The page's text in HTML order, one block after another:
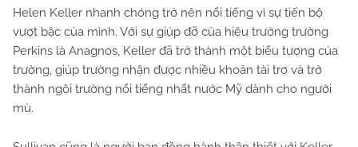
Helen Keller nhanh chóng trở nên nổi tiếng vì sự tiến bộ
vượt bậc của mình. Với sự giúp đỡ của hiệu trưởng trường
Perkins là Anagnos, Keller đã trở thành một biểu tượng của
trường, giúp trường nhận được nhiều khoản tài trợ và trở
thành ngôi trường nổi tiếng nhất nước Mỹ dành cho người
mù.